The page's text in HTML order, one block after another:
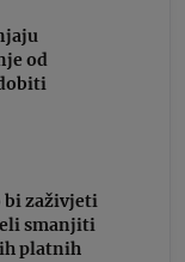
od
bi zaživjeti
smanjiti
platnih